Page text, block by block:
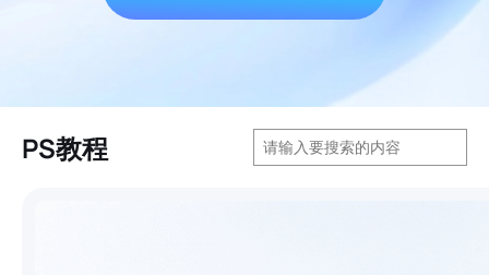
PS教程
搜
索